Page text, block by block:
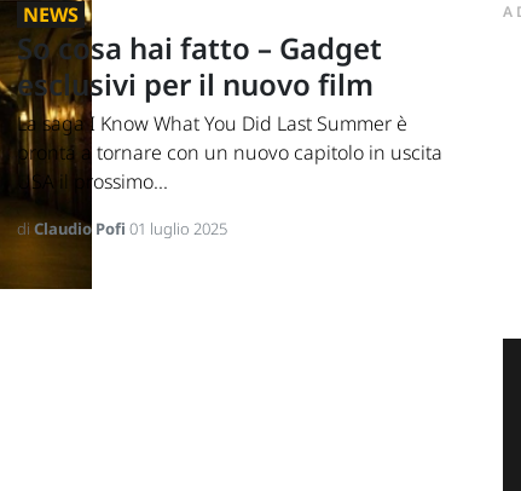
NEWS
So cosa hai fatto – Gadget
esclusivi per il nuovo film
La saga I Know What You Did Last Summer è
pronta a tornare con un nuovo capitolo in uscita
USA il prossimo...
diClaudio Pofi 01 luglio 2025